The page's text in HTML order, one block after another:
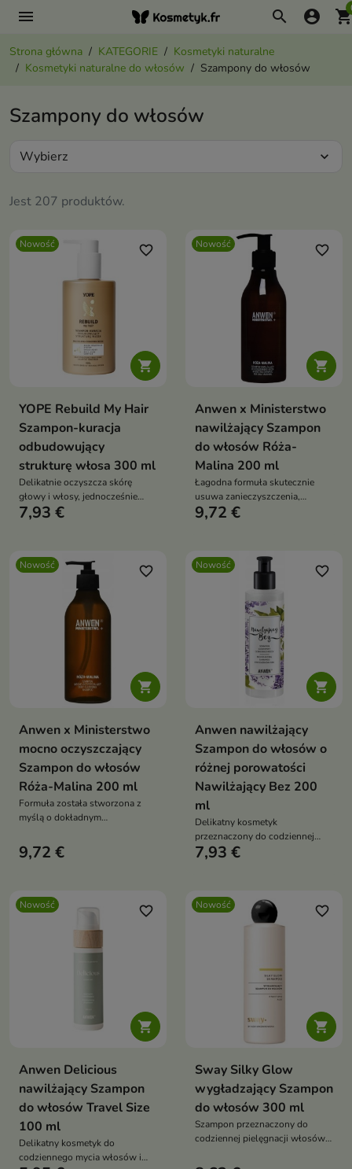
menu search account_circle
Strona główna KATEGORIE
Kosmetyki naturalne
Kosmetyki naturalne do włosów
Szampony do włosów
Szampony do włosów
Jest 207 produktów.
Wybierz expand_more
Nowość

favorite_border
YOPE Rebuild My Hair
Szampon-kuracja
odbudowujący
strukturę włosa 300 ml
Delikatnie oczyszcza skórę
głowy i włosy, jednocześnie
dostarczając składników
7,93 €
Nowość

favorite_border
Anwen x Ministerstwo
nawilżający Szampon
do włosów Róża-
Malina 200 ml
Łagodna formuła skutecznie
usuwa zanieczyszczenia,
jednocześnie pomagając
9,72 €
Nowość

favorite_border
Anwen x Ministerstwo
mocno oczyszczający
Szampon do włosów
Róża-Malina 200 ml
Formuła została stworzona z
myślą o dokładnym
przygotować włosy do dalszej
pielęgnacji.
9,72 €
Nowość

favorite_border
Anwen nawilżający
Szampon do włosów o
różnej porowatości
Nawilżający Bez 200
ml
Delikatny kosmetyk
przeznaczony do codziennej
pielęgnacji włosów
7,93 €
Nowość

favorite_border
Anwen Delicious
nawilżający Szampon
do włosów Travel Size
100 ml
Delikatny kosmetyk do
codziennego mycia włosów i
Nowość

favorite_border
Sway Silky Glow
wygładzający Szampon
do włosów 300 ml
Szampon przeznaczony do
codziennej pielęgnacji włosów